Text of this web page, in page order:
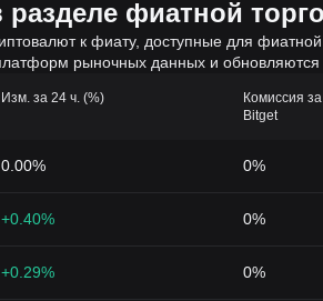
фиатной
к фиату, доступные для
рыночных данных и
Изм. за 24 ч. (%)
Комиссия
Bitget
0.00% 0%
+0.40% 0%
+0.29% 0%